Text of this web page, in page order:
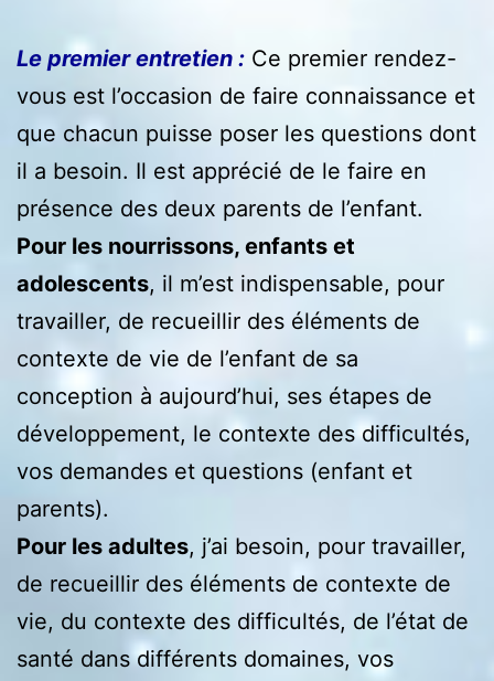
Le premier entretien : Ce premier rendez-
vous est l’occasion de faire connaissance et
que chacun puisse poser les questions dont
il a besoin. Il est apprécié de le faire en
présence des deux parents de l’enfant.
Pour les nourrissons, enfants et
adolescents, il m’est indispensable, pour
travailler, de recueillir des éléments de
contexte de vie de l’enfant de sa
conception à aujourd’hui, ses étapes de
développement, le contexte des difficultés,
vos demandes et questions (enfant et
parents).
Pour les adultes, j’ai besoin, pour travailler,
de recueillir des éléments de contexte de
vie, du contexte des difficultés, de l’état de
santé dans différents domaines, vos